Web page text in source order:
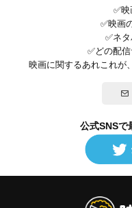
✅映
✅映画
✅ネ
✅どの配
映画に関するあれこれが
公式SNSで